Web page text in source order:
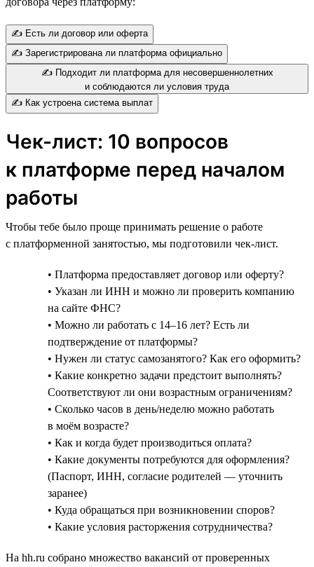
✍️ Есть ли договор или оферта
✍️ Зарегистрирована ли платформа официально
✍️ Подходит ли платформа для несовершеннолетних
и соблюдаются ли условия труда
✍️ Как устроена система выплат
Чек-лист: 10 вопросов
к платформе перед началом
работы
Чтобы тебе было проще принимать решение о работе
с платформенной занятостью, мы подготовили чек-лист.
• Платформа предоставляет договор или оферту?
• Указан ли ИНН и можно ли проверить компанию
на сайте ФНС?
• Можно ли работать с 14–16 лет? Есть ли
подтверждение от платформы?
• Нужен ли статус самозанятого? Как его оформить?
• Какие конкретно задачи предстоит выполнять?
Соответствуют ли они возрастным ограничениям?
• Сколько часов в день/неделю можно работать
в моём возрасте?
• Как и когда будет производиться оплата?
• Какие документы потребуются для оформления?
(Паспорт, ИНН, согласие родителей — уточнить
заранее)
• Куда обращаться при возникновении споров?
• Какие условия расторжения сотрудничества?
На hh.ru собрано множество вакансий от проверенных